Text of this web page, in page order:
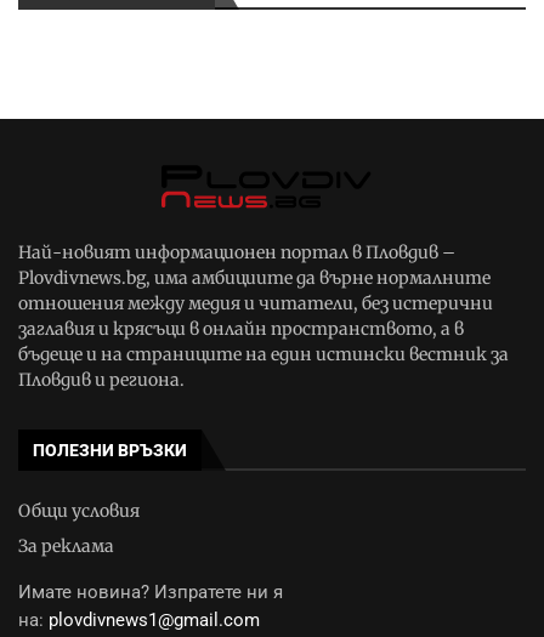
Най-новият информационен портал в Пловдив –
Plovdivnews.bg, има амбициите да върне нормалните
отношения между медия и читатели, без истерични
заглавия и крясъци в онлайн пространството, а в
бъдеще и на страниците на един истински вестник за
Пловдив и региона.
ПОЛЕЗНИ ВРЪЗКИ
Общи условия
За реклама
Имате новина? Изпратете ни я
на: plovdivnews1@gmail.com